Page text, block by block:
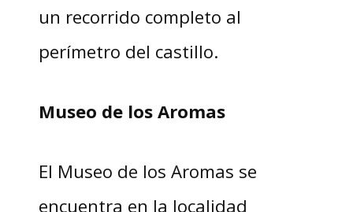
un recorrido completo al
perímetro del castillo.
Museo de los Aromas
El Museo de los Aromas se
encuentra en la localidad